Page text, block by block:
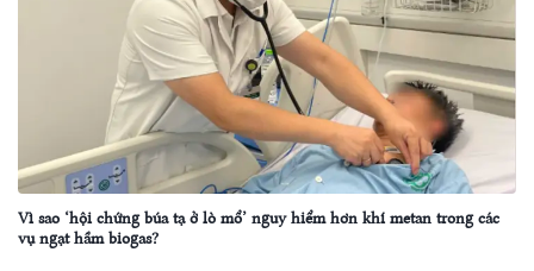
Vì sao ‘hội chứng búa tạ ở lò mổ’ nguy hiểm hơn khí metan trong các
vụ ngạt hầm biogas?